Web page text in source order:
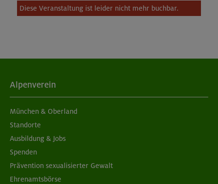
Diese Veranstaltung ist leider nicht mehr buchbar.
Alpenverein
München & Oberland
Standorte
Ausbildung & Jobs
Spenden
Prävention sexualisierter Gewalt
Ehrenamtsbörse